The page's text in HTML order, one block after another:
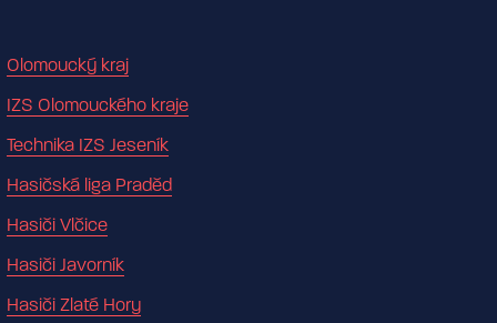
Olomoucký kraj
IZS Olomouckého kraje
Technika IZS Jeseník
Hasičská liga Praděd
Hasiči Vlčice
Hasiči Javorník
Hasiči Zlaté Hory